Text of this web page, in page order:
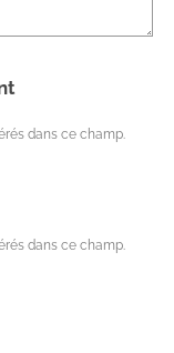
dans ce champ.
dans ce champ.